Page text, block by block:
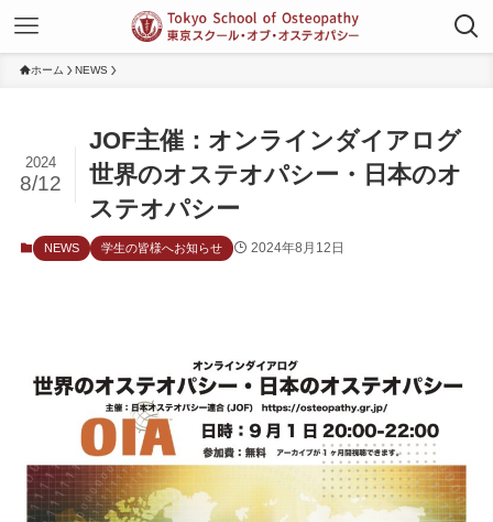
ホーム NEWS
JOF主催：オンラインダイアログ
世界のオステオパシー・日本のオ
ステオパシー
2024
8/12
NEWS 学生の皆様へお知らせ 2024年8月12日